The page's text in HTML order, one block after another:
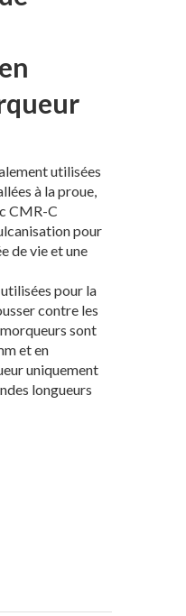
utilisées
à la proue,
CMR-C
pour
de vie et une
pour la
contre les
sont
et en
uniquement
longueurs